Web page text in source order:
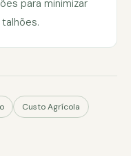
para minimizar
Custo Agrícola